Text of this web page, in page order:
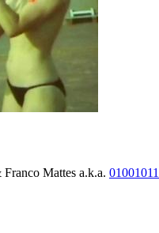
Mattes a.k.a.